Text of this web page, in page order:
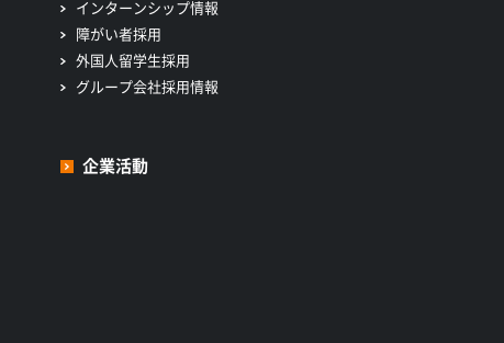
インターンシップ情報
障がい者採用
外国人留学生採用
グループ会社採用情報
企業活動